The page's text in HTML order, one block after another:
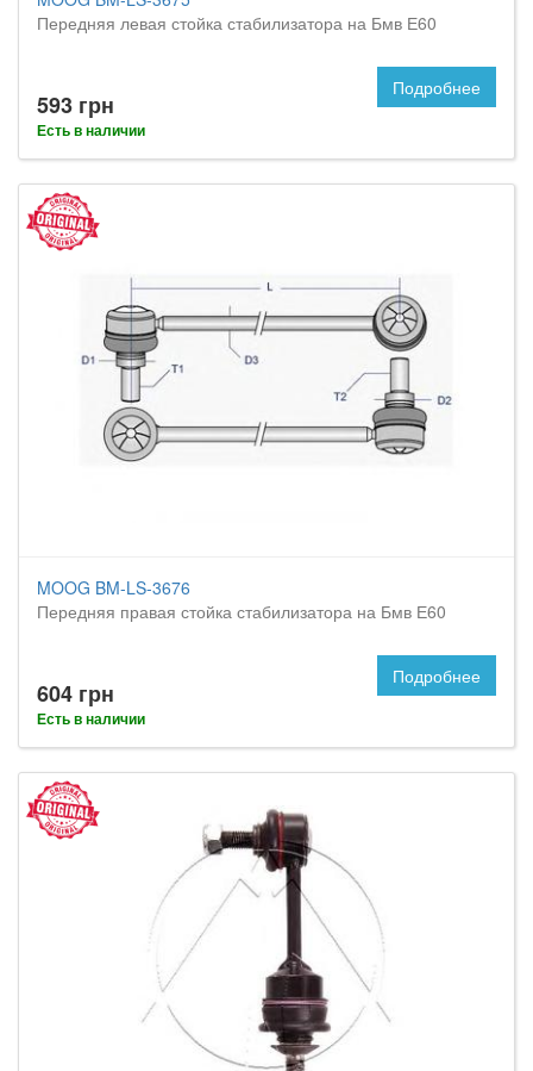
Передняя левая стойка стабилизатора на Бмв Е60
593 грн
Есть в наличии
Подробнее
MOOG BM-LS-3676
Передняя правая стойка стабилизатора на Бмв Е60
604 грн
Есть в наличии
Подробнее